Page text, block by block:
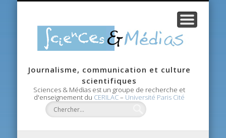
Journalisme, communication et culture
scientifiques
Sciences & Médias est un groupe de recherche et
d'enseignement du CERILAC– Université Paris Cité
ACCUEIL
ÉQUIPE
MASTER
RECHERCHE
AGENDA
CONTACTS
CANDIDATURE